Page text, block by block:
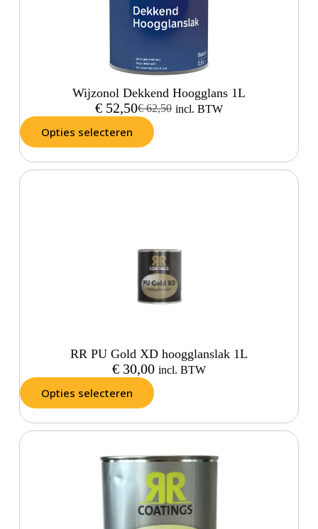
Wijzonol Dekkend Hoogglans 1L
€62,50
€52,50 incl. BTW
Opties selecteren
RR PU Gold XD hoogglanslak 1L
€30,00 incl. BTW
Opties selecteren